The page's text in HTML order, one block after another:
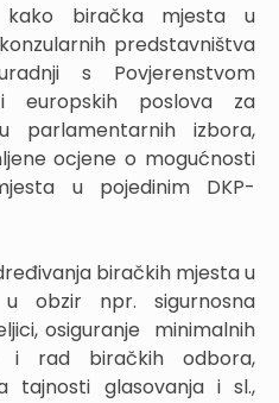
kako biračka mjesta u
predstavništva
s Povjerenstvom
europskih poslova za
parlamentarnih izbora,
ocjene o mogućnosti
u pojedinim DKP-
biračkih mjesta u
obzir npr. sigurnosna
osiguranje minimalnih
i rad biračkih odbora,
tajnosti glasovanja i sl.,